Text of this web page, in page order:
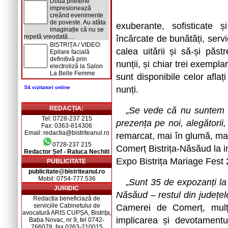
impresionează
creând evenimente
de poveste. Au atâta
imaginație că nu se
repetă vreodată…
BISTRIȚA / VIDEO:
Epilare facială
definitivă prin
electroliză la Salon
La Belle Femme
54 vizitatori online
REDACȚIA:
Tel: 0728-237 215
Fax: 0363-814306
Email: redactia@bistriteanul.ro
0728-237 215
Redactor Șef - Raluca Nechiti
PUBLICITATE
publicitate@bistriteanul.ro
Mobil: 0754-777.536
JURIDIC
Redacția beneficiază de
serviciile Cabinetului de
avocatură ARIS CUPȘA, Bistrița,
Baba Novac, nr 9, tel 0742-
exuberante, sofisticate
încărcate de bunătăți,
calea uitării și să-și
nunții, și chiar trei
sunt disponibile celor
nunți.
„Se vede că nu
prezența pe noi,
remarcat, mai în glumă,
Comerț Bistrița-Năsăud la
Expo Bistrița Mariage Fest
„Sunt 35 de expozanți
Năsăud – restul din
Camerei de Comerț,
implicarea și